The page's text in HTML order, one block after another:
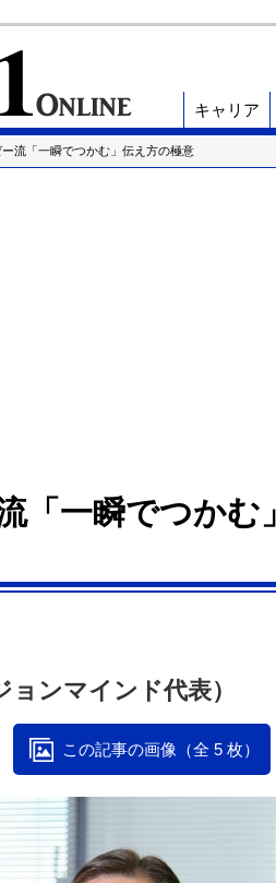
キャリア
流「一瞬でつかむ」伝え方の極意
「一瞬でつかむ
ンマインド代表）
この記事の画像（全 5 枚）